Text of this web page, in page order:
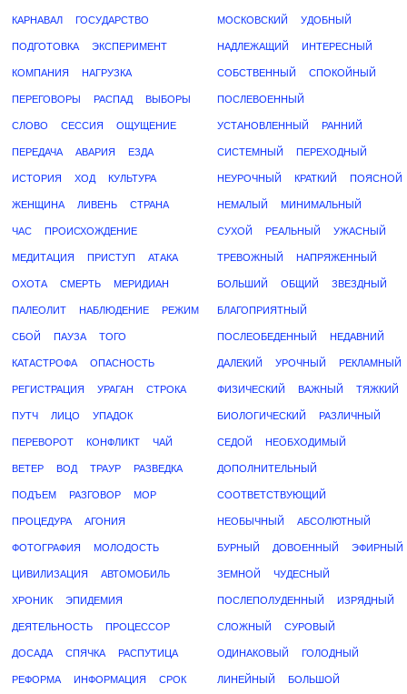
КАРНАВАЛ ГОСУДАРСТВО
ПОДГОТОВКА ЭКСПЕРИМЕНТ
КОМПАНИЯ НАГРУЗКА
ПЕРЕГОВОРЫ РАСПАД ВЫБОРЫ
СЛОВО СЕССИЯ ОЩУЩЕНИЕ
ПЕРЕДАЧА АВАРИЯ ЕЗДА
ИСТОРИЯ ХОД КУЛЬТУРА
ЖЕНЩИНА ЛИВЕНЬ СТРАНА
ЧАС ПРОИСХОЖДЕНИЕ
МЕДИТАЦИЯ ПРИСТУП АТАКА
ОХОТА СМЕРТЬ МЕРИДИАН
ПАЛЕОЛИТ НАБЛЮДЕНИЕ РЕЖИМ
СБОЙ ПАУЗА ТОГО
КАТАСТРОФА ОПАСНОСТЬ
РЕГИСТРАЦИЯ УРАГАН СТРОКА
ПУТЧ ЛИЦО УПАДОК
ПЕРЕВОРОТ КОНФЛИКТ ЧАЙ
ВЕТЕР ВОД ТРАУР РАЗВЕДКА
ПОДЪЕМ РАЗГОВОР МОР
ПРОЦЕДУРА АГОНИЯ
ФОТОГРАФИЯ МОЛОДОСТЬ
ЦИВИЛИЗАЦИЯ АВТОМОБИЛЬ
ХРОНИК ЭПИДЕМИЯ
ДЕЯТЕЛЬНОСТЬ ПРОЦЕССОР
ДОСАДА СПЯЧКА РАСПУТИЦА
РЕФОРМА ИНФОРМАЦИЯ СРОК
МОСКОВСКИЙ УДОБНЫЙ
НАДЛЕЖАЩИЙ ИНТЕРЕСНЫЙ
СОБСТВЕННЫЙ СПОКОЙНЫЙ
ПОСЛЕВОЕННЫЙ
УСТАНОВЛЕННЫЙ РАННИЙ
СИСТЕМНЫЙ ПЕРЕХОДНЫЙ
НЕУРОЧНЫЙ КРАТКИЙ ПОЯСНОЙ
НЕМАЛЫЙ МИНИМАЛЬНЫЙ
СУХОЙ РЕАЛЬНЫЙ УЖАСНЫЙ
ТРЕВОЖНЫЙ НАПРЯЖЕННЫЙ
БОЛЬШИЙ ОБЩИЙ ЗВЕЗДНЫЙ
БЛАГОПРИЯТНЫЙ
ПОСЛЕОБЕДЕННЫЙ НЕДАВНИЙ
ДАЛЕКИЙ УРОЧНЫЙ РЕКЛАМНЫЙ
ФИЗИЧЕСКИЙ ВАЖНЫЙ ТЯЖКИЙ
БИОЛОГИЧЕСКИЙ РАЗЛИЧНЫЙ
СЕДОЙ НЕОБХОДИМЫЙ
ДОПОЛНИТЕЛЬНЫЙ
СООТВЕТСТВУЮЩИЙ
НЕОБЫЧНЫЙ АБСОЛЮТНЫЙ
БУРНЫЙ ДОВОЕННЫЙ ЭФИРНЫЙ
ЗЕМНОЙ ЧУДЕСНЫЙ
ПОСЛЕПОЛУДЕННЫЙ ИЗРЯДНЫЙ
СЛОЖНЫЙ СУРОВЫЙ
ОДИНАКОВЫЙ ГОЛОДНЫЙ
ЛИНЕЙНЫЙ БОЛЬШОЙ